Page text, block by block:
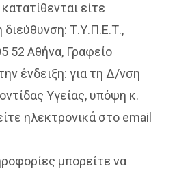
είτε
Τ.Υ.Π.Ε.Τ.,
52 Αθήνα, Γραφείο
ένδειξη: για τη Δ/νση
Υγείας, υπόψη κ.
ηλεκτρονικά στο email
μπορείτε να